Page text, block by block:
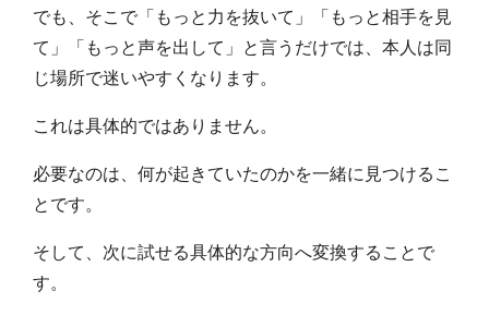
でも、そこで「もっと力を抜いて」「もっと相手を見
て」「もっと声を出して」と言うだけでは、本人は同
じ場所で迷いやすくなります。
これは具体的ではありません。
必要なのは、何が起きていたのかを一緒に見つけるこ
とです。
そして、次に試せる具体的な方向へ変換することで
す。